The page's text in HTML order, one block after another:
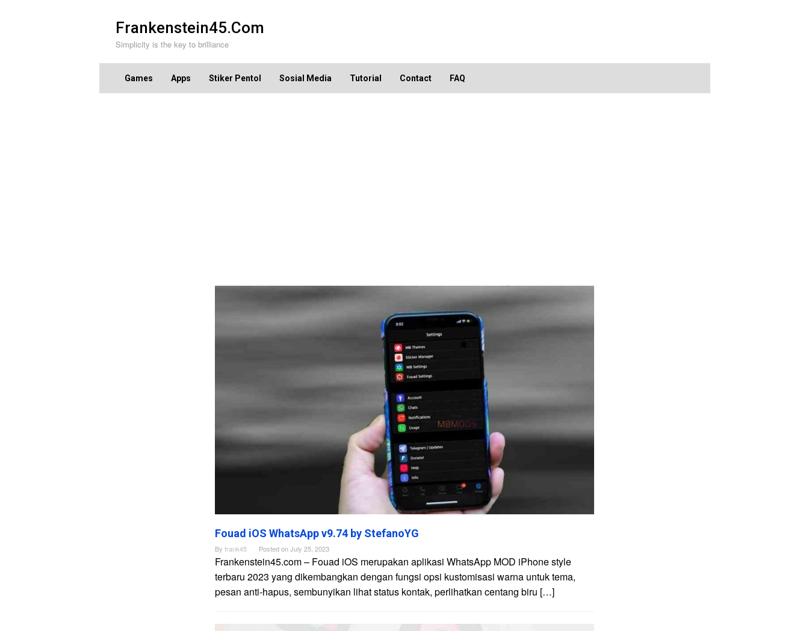
content
Frankenstein45.Com
Simplicity is the key to brilliance
Games Apps Stiker Pentol Sosial Media Tutorial Contact FAQ
Frankenstein45.Com
Fouad iOS WhatsApp v9.74 by StefanoYG
By frank45 Posted onJuly 25, 2023
Frankenstein45.com – Fouad iOS merupakan aplikasi WhatsApp MOD iPhone style
terbaru 2023 yang dikembangkan dengan fungsi opsi kustomisasi warna untuk tema,
pesan anti-hapus, sembunyikan lihat status kontak, perlihatkan centang biru […]